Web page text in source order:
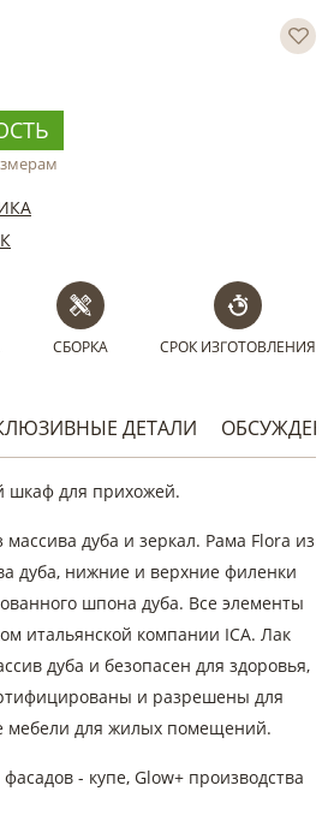
СБОРКА СРОК ИЗГОТОВЛЕНИЯ
ДЕТАЛИ
шкаф для прихожей.
дуба и зеркал. Рама Flora из
дуба, нижние и верхние филенки
шпона дуба. Все элементы
итальянской компании ICA. Лак
дуба и безопасен для здоровья,
и разрешены для
мебели для жилых помещений.
- купе, Glow+ производства